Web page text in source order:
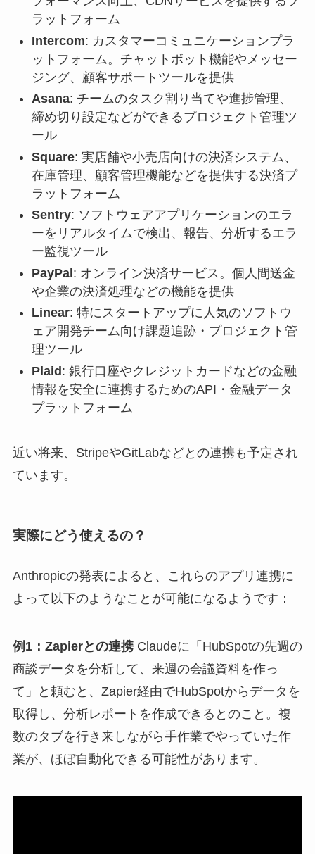
ラットフォーム
Intercom: カスタマーコミュニケーションプラ
ットフォーム。チャットボット機能やメッセー
ジング、顧客サポートツールを提供
Asana: チームのタスク割り当てや進捗管理、
締め切り設定などができるプロジェクト管理ツ
ール
Square: 実店舗や小売店向けの決済システム、
在庫管理、顧客管理機能などを提供する決済プ
ラットフォーム
Sentry: ソフトウェアアプリケーションのエラ
ーをリアルタイムで検出、報告、分析するエラ
ー監視ツール
PayPal: オンライン決済サービス。個人間送金
や企業の決済処理などの機能を提供
Linear: 特にスタートアップに人気のソフトウ
ェア開発チーム向け課題追跡・プロジェクト管
理ツール
Plaid: 銀行口座やクレジットカードなどの金融
情報を安全に連携するためのAPI・金融データ
プラットフォーム
近い将来、StripeやGitLabなどとの連携も予定され
ています。
実際にどう使えるの？
Anthropicの発表によると、これらのアプリ連携に
よって以下のようなことが可能になるようです：
例1：Zapierとの連携Claudeに「HubSpotの先週の
商談データを分析して、来週の会議資料を作っ
て」と頼むと、Zapier経由でHubSpotからデータを
取得し、分析レポートを作成できるとのこと。複
数のタブを行き来しながら手作業でやっていた作
業が、ほぼ自動化できる可能性があります。